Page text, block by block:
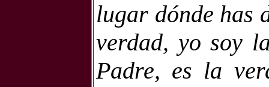
lugar dónde has
verdad, yo soy
Padre, es la